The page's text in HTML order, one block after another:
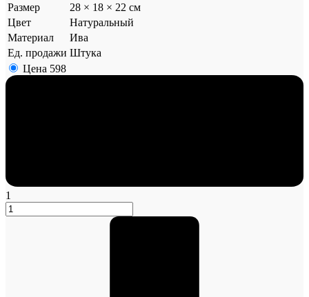
Размер
28 × 18 × 22 см
Цвет
Натуральный
Материал
Ива
Ед. продажи Штука
Цена 598
1